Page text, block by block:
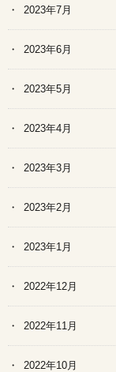
2023年7月
2023年6月
2023年5月
2023年4月
2023年3月
2023年2月
2023年1月
2022年12月
2022年11月
2022年10月